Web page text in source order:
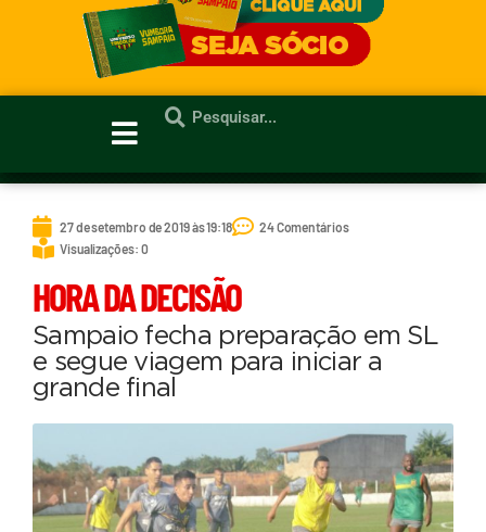
27 de setembro de 2019 às 19:18
24 Comentários
Visualizações: 0
HORA DA DECISÃO
Sampaio fecha preparação em SL
e segue viagem para iniciar a
grande final